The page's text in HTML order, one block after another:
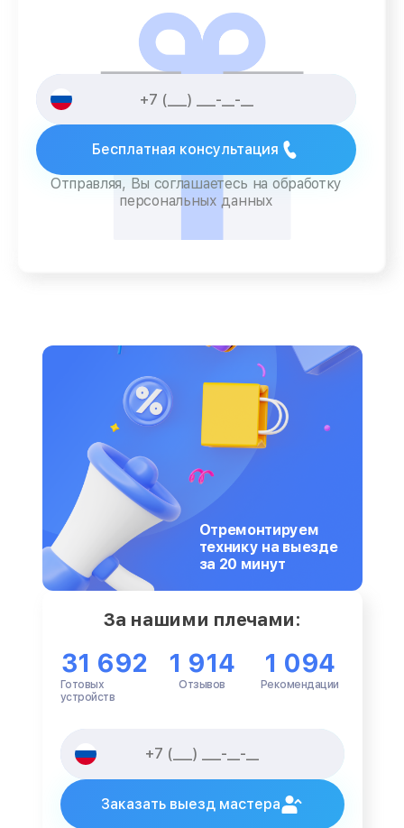
Бесплатная консультация
Отправляя, Вы соглашаетесь на обработку
персональных данных
Отремонтируем
технику на выезде
за 20 минут
За нашими плечами:
31 692
Готовых
устройств
1 914
Отзывов
1 094
Рекомендации
Заказать выезд мастера